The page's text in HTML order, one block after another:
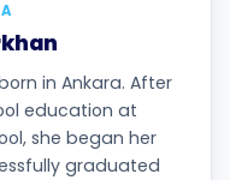
in Ankara. After
education at
she began her
graduated